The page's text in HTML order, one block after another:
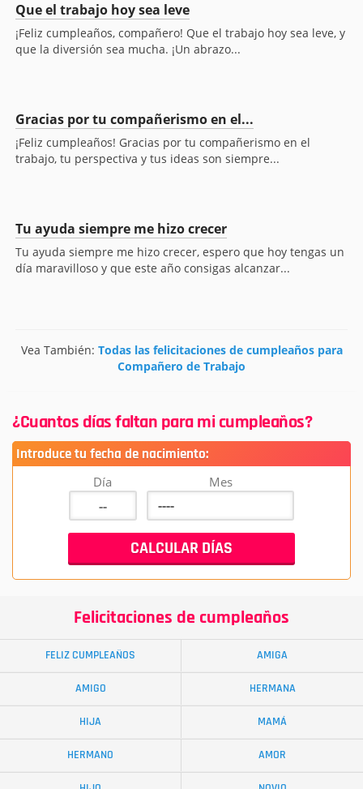
Que el trabajo hoy sea leve
¡Feliz cumpleaños, compañero! Que el trabajo hoy sea leve, y
que la diversión sea mucha. ¡Un abrazo...
Gracias por tu compañerismo en el...
¡Feliz cumpleaños! Gracias por tu compañerismo en el
trabajo, tu perspectiva y tus ideas son siempre...
Tu ayuda siempre me hizo crecer
Tu ayuda siempre me hizo crecer, espero que hoy tengas un
día maravilloso y que este año consigas alcanzar...
Vea También: Todas las felicitaciones de cumpleaños para
Compañero de Trabajo
¿Cuantos días faltan para mi cumpleaños?
Introduce tu fecha de nacimiento:
Día Mes
Felicitaciones de cumpleaños
FELIZ CUMPLEAÑOS AMIGA
AMIGO HERMANA
HIJA MAMÁ
HERMANO AMOR